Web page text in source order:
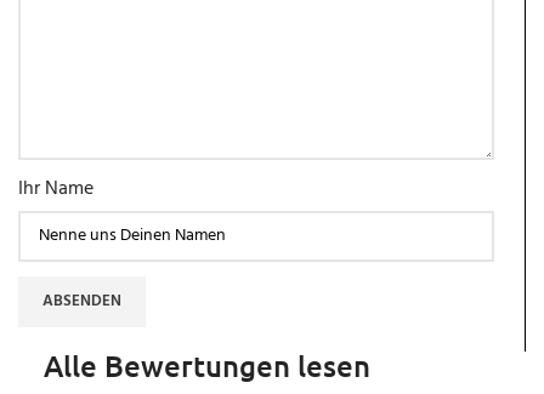
Ihr Name
ABSENDEN
Alle Bewertungen lesen